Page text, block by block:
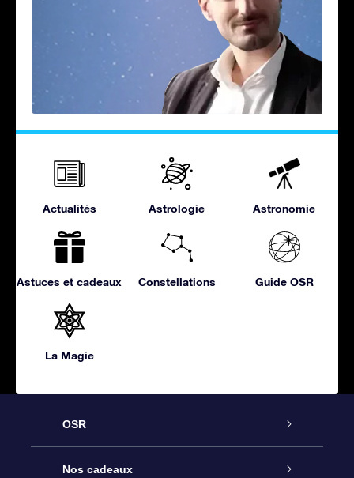
Actualités Astrologie Astronomie
Astuces et cadeaux Constellations Guide OSR
La Magie
OSR
Service
Nos cadeaux